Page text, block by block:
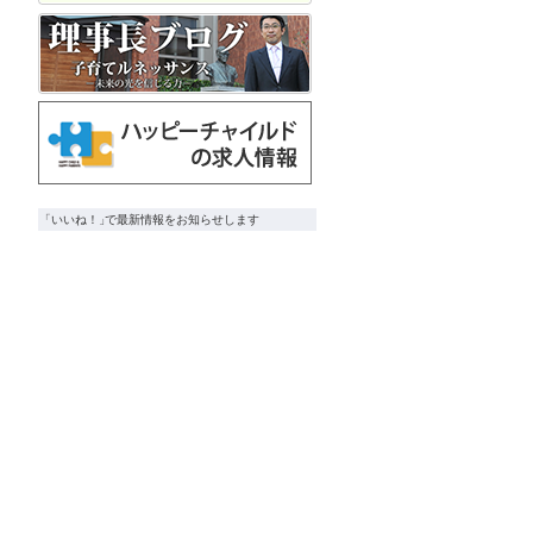
「いいね！」で最新情報をお知らせします